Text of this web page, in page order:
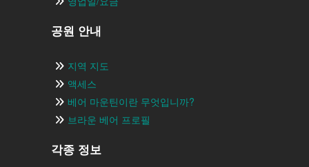
공원 안내
지역 지도
액세스
베어 마운틴이란 무엇입니까?
브라운 베어 프로필
각종 정보